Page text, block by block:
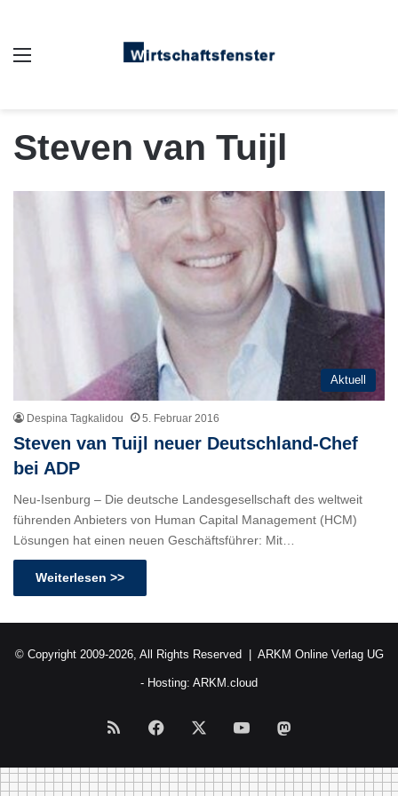
Steven van Tuijl
Aktuell
Despina Tagkalidou 5. Februar 2016
Steven van Tuijl neuer Deutschland-Chef
bei ADP
Neu-Isenburg – Die deutsche Landesgesellschaft des weltweit
führenden Anbieters von Human Capital Management (HCM)
Lösungen hat einen neuen Geschäftsführer: Mit…
Weiterlesen >>
© Copyright 2009-2026, All Rights Reserved | ARKM Online Verlag UG
- Hosting: ARKM.cloud
RSS Facebook YouTube